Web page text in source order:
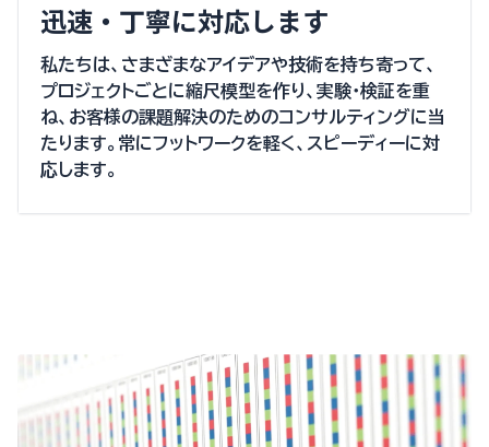
迅速・丁寧に対応します
私たちは、さまざまなアイデアや技術を持ち寄って、
プロジェクトごとに縮尺模型を作り、実験・検証を重
ね、お客様の課題解決のためのコンサルティングに当
たります。常にフットワークを軽く、スピーディーに対
応します。